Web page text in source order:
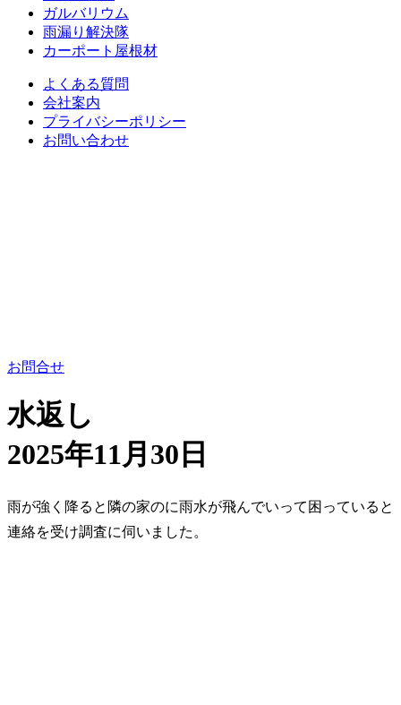
ガルバリウム
雨漏り解決隊
カーポート屋根材
よくある質問
会社案内
プライバシーポリシー
お問い合わせ
お問合せ
水返し
2025年11月30日
雨が強く降ると隣の家のに雨水が飛んでいって困っていると
連絡を受け調査に伺いました。